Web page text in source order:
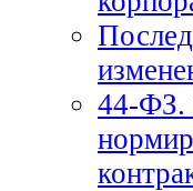
44-ФЗ.